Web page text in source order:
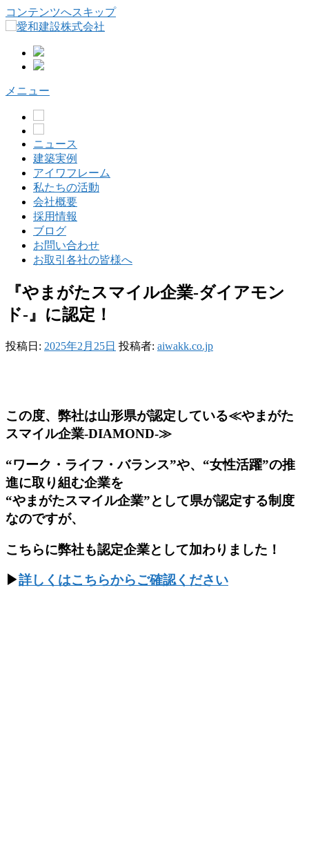
コンテンツへスキップ
メニュー
ニュース
建築実例
アイワフレーム
私たちの活動
会社概要
採用情報
ブログ
お問い合わせ
お取引各社の皆様へ
『やまがたスマイル企業-ダイアモン
ド-』に認定！
投稿日: 2025年2月25日 投稿者: aiwakk.co.jp
この度、弊社は山形県が認定している≪やまがた
スマイル企業-DIAMOND-≫
“ワーク・ライフ・バランス”や、“女性活躍”の推
進に取り組む企業を
“やまがたスマイル企業”として県が認定する制度
なのですが、
こちらに弊社も認定企業として加わりました！
▶詳しくはこちらからご確認ください